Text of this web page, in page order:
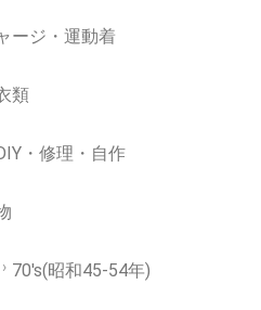
ージ・運動着
類
・修理・自作
70's(昭和45-54年)